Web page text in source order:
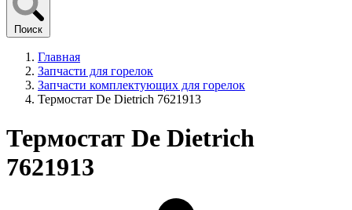
Поиск
Главная
Запчасти для горелок
Запчасти комплектующих для горелок
Термостат De Dietrich 7621913
Термостат De Dietrich
7621913